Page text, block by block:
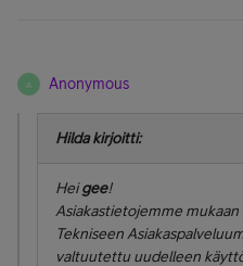
A Anonymous
Hilda kirjoitti:
Heigee!
Asiakastietojemme
Tekniseen
valtuutettu uudelleen